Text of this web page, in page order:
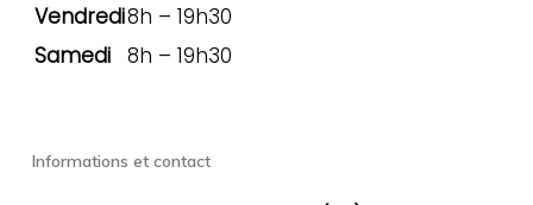
Vendredi8h – 19h30
Samedi 8h – 19h30
Informations et contact